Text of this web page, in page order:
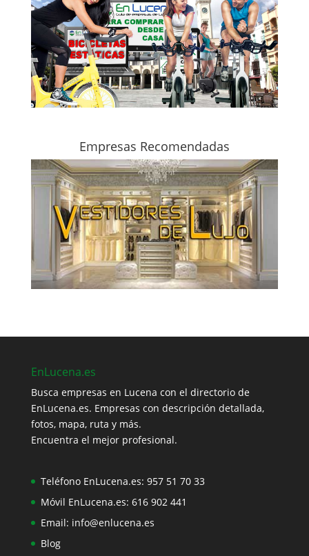
Empresas Recomendadas
EnLucena.es
Busca empresas en Lucena con el directorio de
EnLucena.es. Empresas con descripción detallada,
fotos, mapa, ruta y más.
Encuentra el mejor profesional.
Teléfono EnLucena.es: 957 51 70 33
Móvil EnLucena.es: 616 902 441
Email: info@enlucena.es
Blog